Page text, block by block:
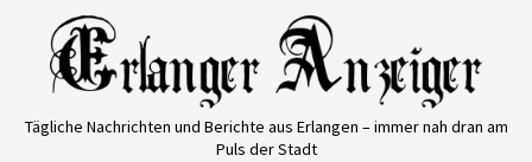
Tägliche Nachrichten und Berichte aus Erlangen – immer nah dran am
Puls der Stadt